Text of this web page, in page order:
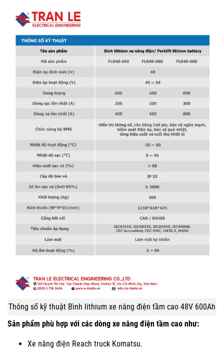
Thông số kỹ thuật Bình lithium xe nâng điện tầm cao 48V 600Ah
Sản phẩm phù hợp với các dòng xe nâng điện tầm cao như:
Xe nâng điện Reach truck Komatsu.